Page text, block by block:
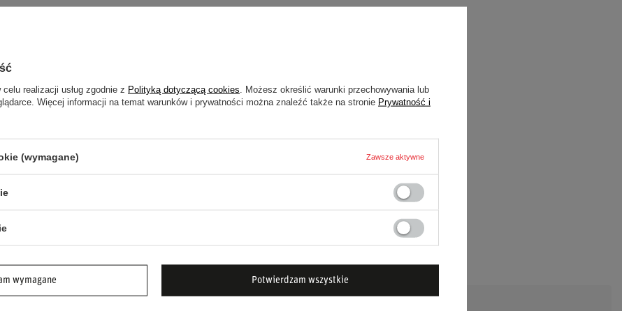
kierowców rajdowych, jak i amatorów,
z homologacją FIA. Doskonale sprawdzą
gdzie bezpieczeństwo i komfort są
OMP FIRST ecru!
realizacji usług zgodnie z Polityką dotyczącą cookies . Możesz określić warunki przechowywania lub
Więcej informacji na temat warunków i prywatności można znaleźć także na stronie Prywatność i
(wymagane) Zawsze aktywne
wymagane Potwierdzam wszystkie